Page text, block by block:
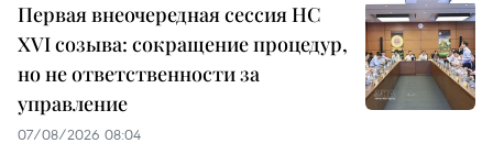
Первая внеочередная сессия НС
XVI созыва: сокращение процедур,
но не ответственности за
управление
07/08/2026 08:04